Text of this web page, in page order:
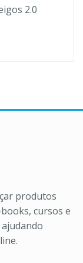
2.0
produtos
cursos e
ajudando